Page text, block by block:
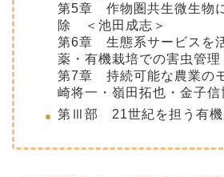
第5章 作物圏共生微生物
除 ＜池田成志＞
第6章 生態系サービスを
薬・有機栽培での害虫管
第7章 持続可能な農業の
崎将一・嶺田拓也・金子信
第Ⅲ部 21世紀を担う有機